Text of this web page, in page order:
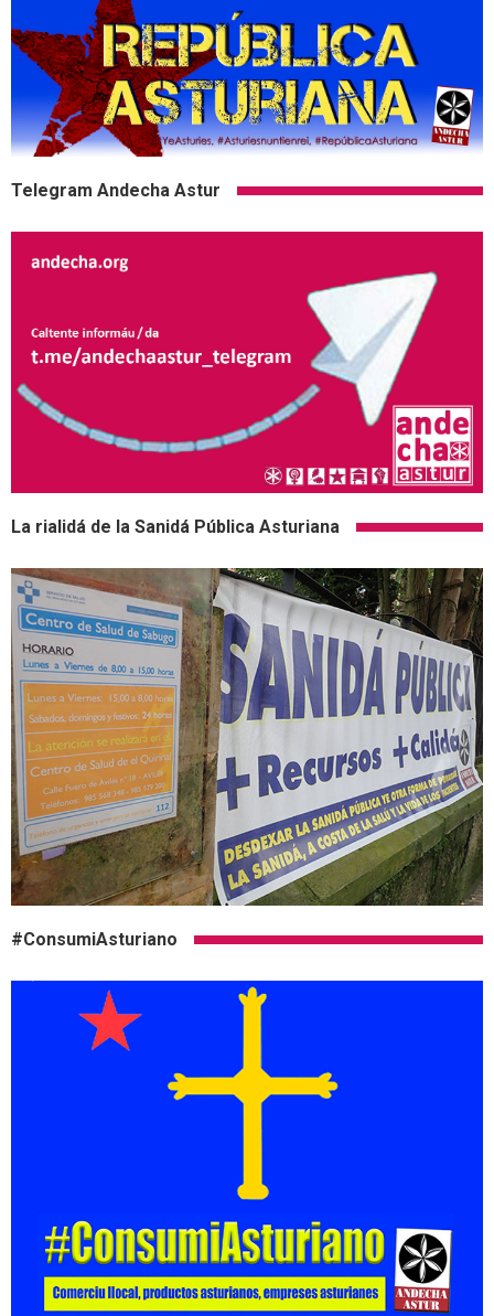
Telegram Andecha Astur
La rialidá de la Sanidá Pública Asturiana
#ConsumiAsturiano